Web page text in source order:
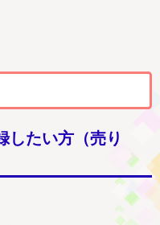
したい方（売り